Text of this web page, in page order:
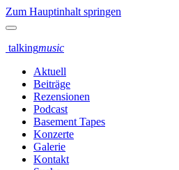
Zum Hauptinhalt springen
talkingmusic
Aktuell
Beiträge
Rezensionen
Podcast
Basement Tapes
Konzerte
Galerie
Kontakt